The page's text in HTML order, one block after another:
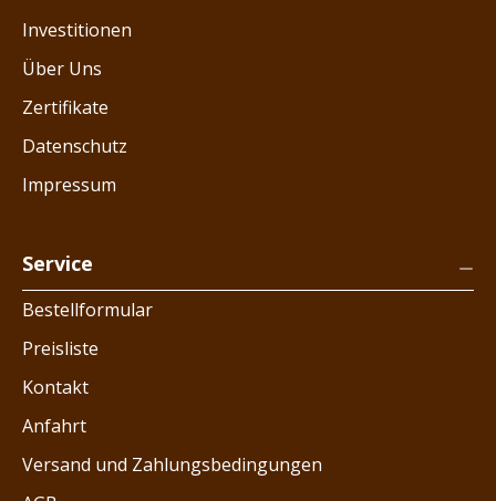
Investitionen
Über Uns
Zertifikate
Datenschutz
Impressum
Service
Bestellformular
Preisliste
Kontakt
Anfahrt
Versand und Zahlungsbedingungen